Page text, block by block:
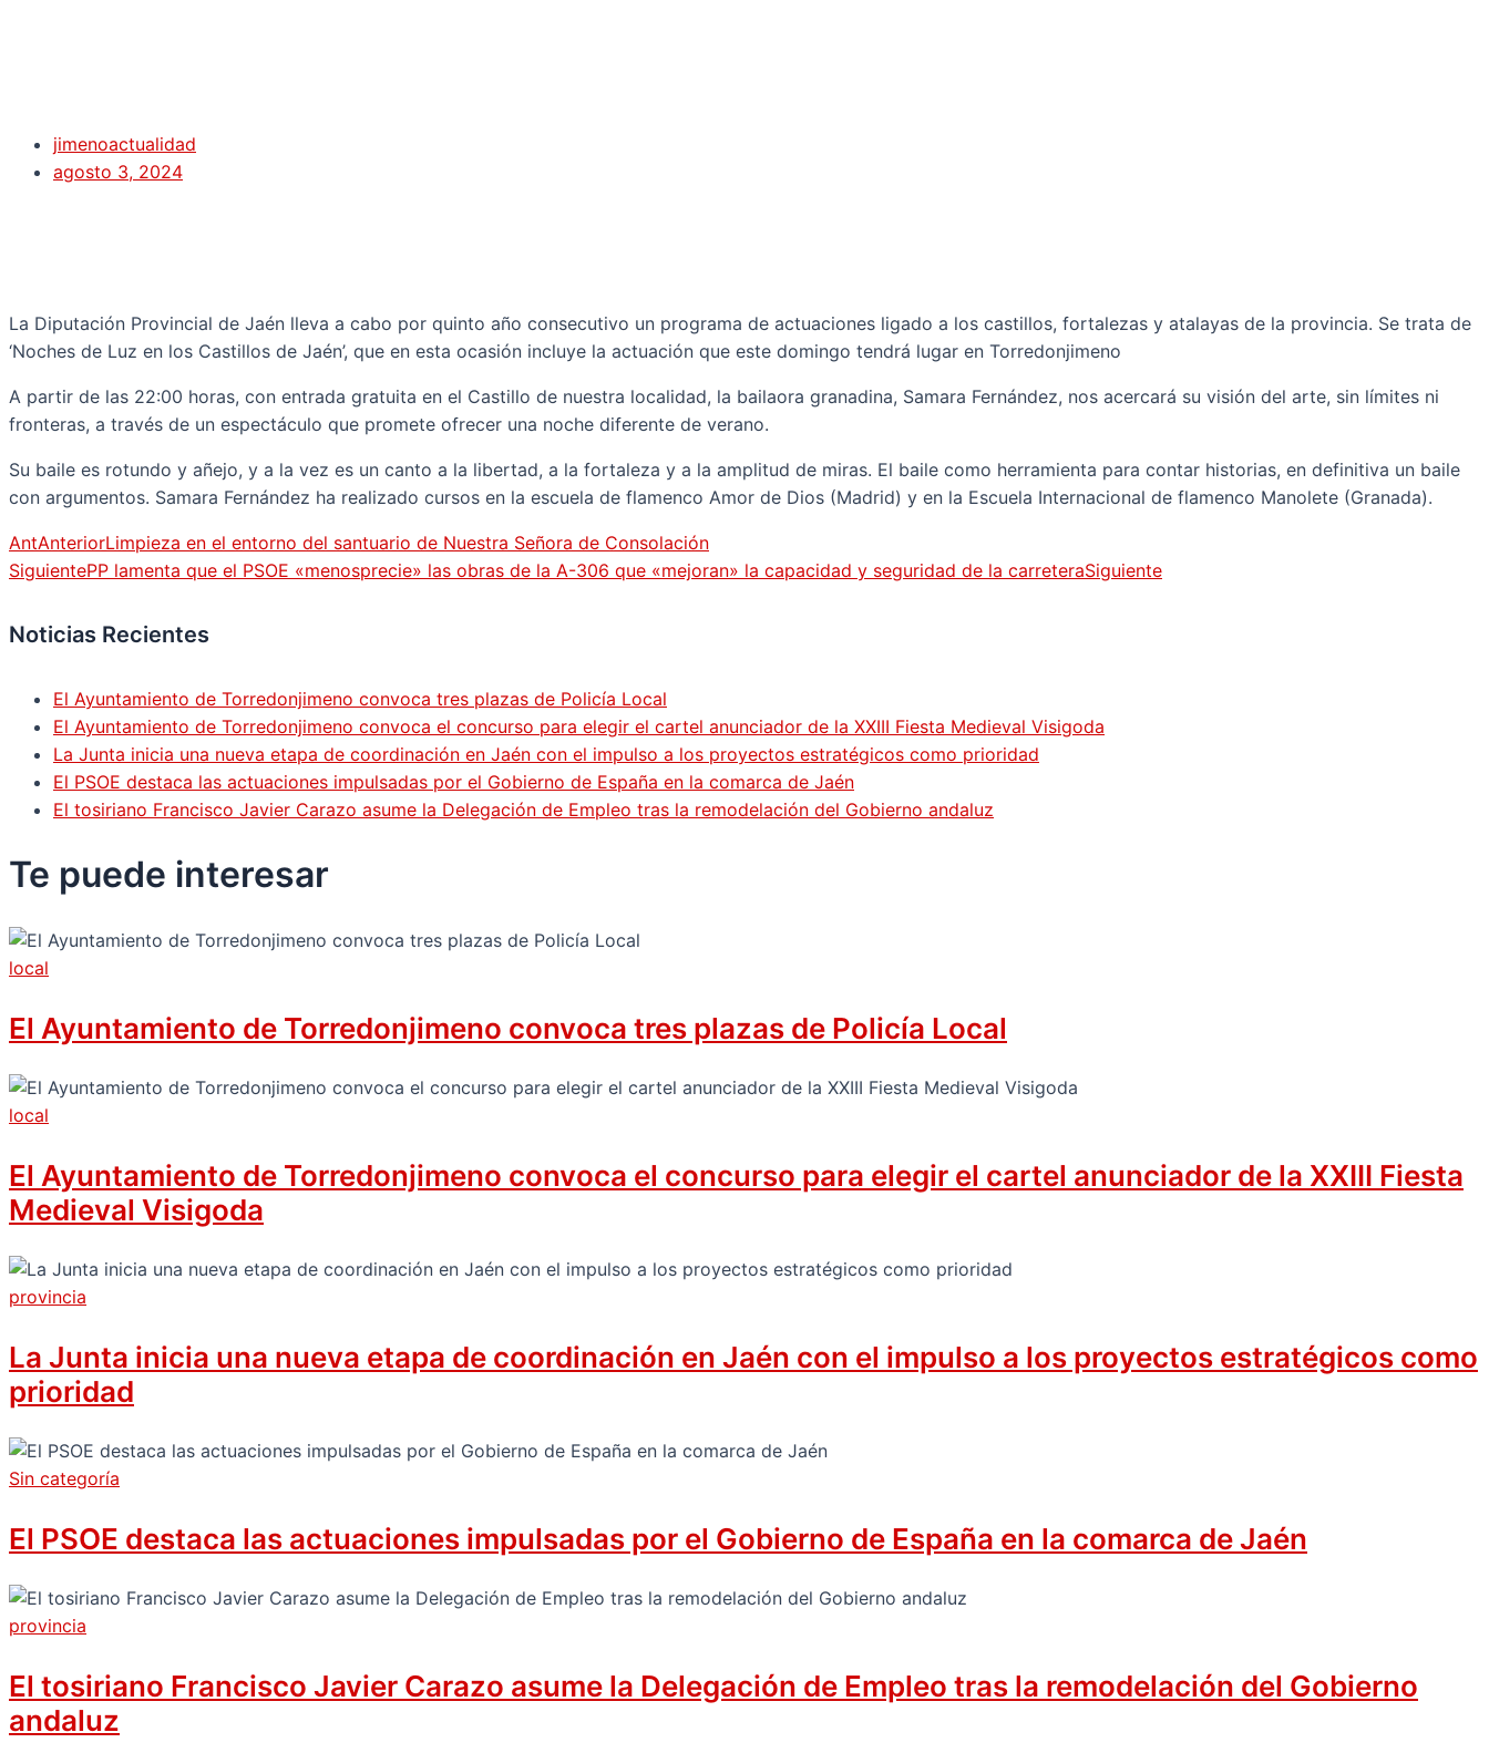
jimenoactualidad
agosto 3, 2024
La Diputación Provincial de Jaén lleva a cabo por quinto año consecutivo un programa de actuaciones ligado a los castillos, fortalezas y atalayas de la provincia. Se trata de
‘Noches de Luz en los Castillos de Jaén’, que en esta ocasión incluye la actuación que este domingo tendrá lugar en Torredonjimeno
A partir de las 22:00 horas, con entrada gratuita en el Castillo de nuestra localidad, la bailaora granadina, Samara Fernández, nos acercará su visión del arte, sin límites ni
fronteras, a través de un espectáculo que promete ofrecer una noche diferente de verano.
Su baile es rotundo y añejo, y a la vez es un canto a la libertad, a la fortaleza y a la amplitud de miras. El baile como herramienta para contar historias, en definitiva un baile
con argumentos. Samara Fernández ha realizado cursos en la escuela de flamenco Amor de Dios (Madrid) y en la Escuela Internacional de flamenco Manolete (Granada).
AntAnteriorLimpieza en el entorno del santuario de Nuestra Señora de Consolación
SiguientePP lamenta que el PSOE «menosprecie» las obras de la A-306 que «mejoran» la capacidad y seguridad de la carreteraSiguiente
Noticias Recientes
El Ayuntamiento de Torredonjimeno convoca tres plazas de Policía Local
El Ayuntamiento de Torredonjimeno convoca el concurso para elegir el cartel anunciador de la XXIII Fiesta Medieval Visigoda
La Junta inicia una nueva etapa de coordinación en Jaén con el impulso a los proyectos estratégicos como prioridad
El PSOE destaca las actuaciones impulsadas por el Gobierno de España en la comarca de Jaén
El tosiriano Francisco Javier Carazo asume la Delegación de Empleo tras la remodelación del Gobierno andaluz
Te puede interesar
local
El Ayuntamiento de Torredonjimeno convoca tres plazas de Policía Local
local
El Ayuntamiento de Torredonjimeno convoca el concurso para elegir el cartel anunciador de la XXIII Fiesta
Medieval Visigoda
provincia
La Junta inicia una nueva etapa de coordinación en Jaén con el impulso a los proyectos estratégicos como
prioridad
Sin categoría
El PSOE destaca las actuaciones impulsadas por el Gobierno de España en la comarca de Jaén
provincia
El tosiriano Francisco Javier Carazo asume la Delegación de Empleo tras la remodelación del Gobierno
andaluz